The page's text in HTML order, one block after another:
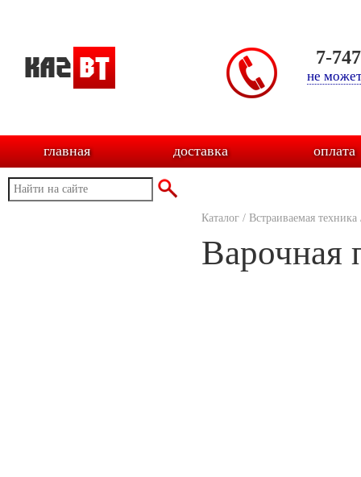
7-
не
главная доставка оплата
Каталог / Встраиваемая техника
Варочная